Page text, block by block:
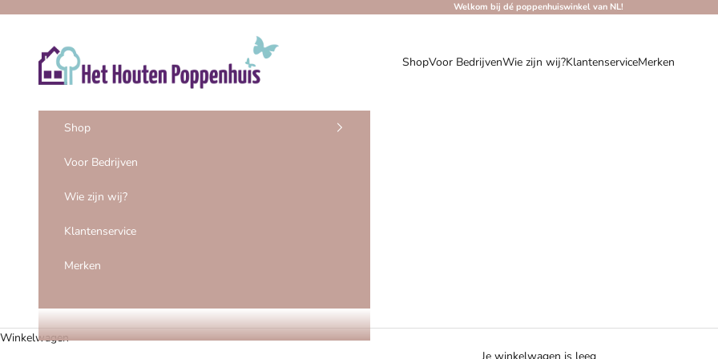
Welkom bij dé poppenhuiswinkel van NL!
Het Houten Poppenhuis
ShopVoor BedrijvenWie zijn wij?KlantenserviceMerken
Shop
Voor Bedrijven
Wie zijn wij?
Klantenservice
Merken
Winkelwagen